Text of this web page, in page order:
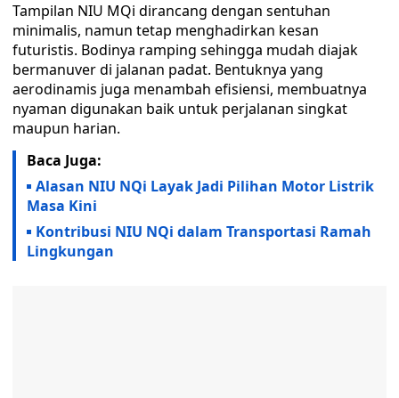
Tampilan NIU MQi dirancang dengan sentuhan
minimalis, namun tetap menghadirkan kesan
futuristis. Bodinya ramping sehingga mudah diajak
bermanuver di jalanan padat. Bentuknya yang
aerodinamis juga menambah efisiensi, membuatnya
nyaman digunakan baik untuk perjalanan singkat
maupun harian.
Baca Juga:
Alasan NIU NQi Layak Jadi Pilihan Motor Listrik
Masa Kini
Kontribusi NIU NQi dalam Transportasi Ramah
Lingkungan